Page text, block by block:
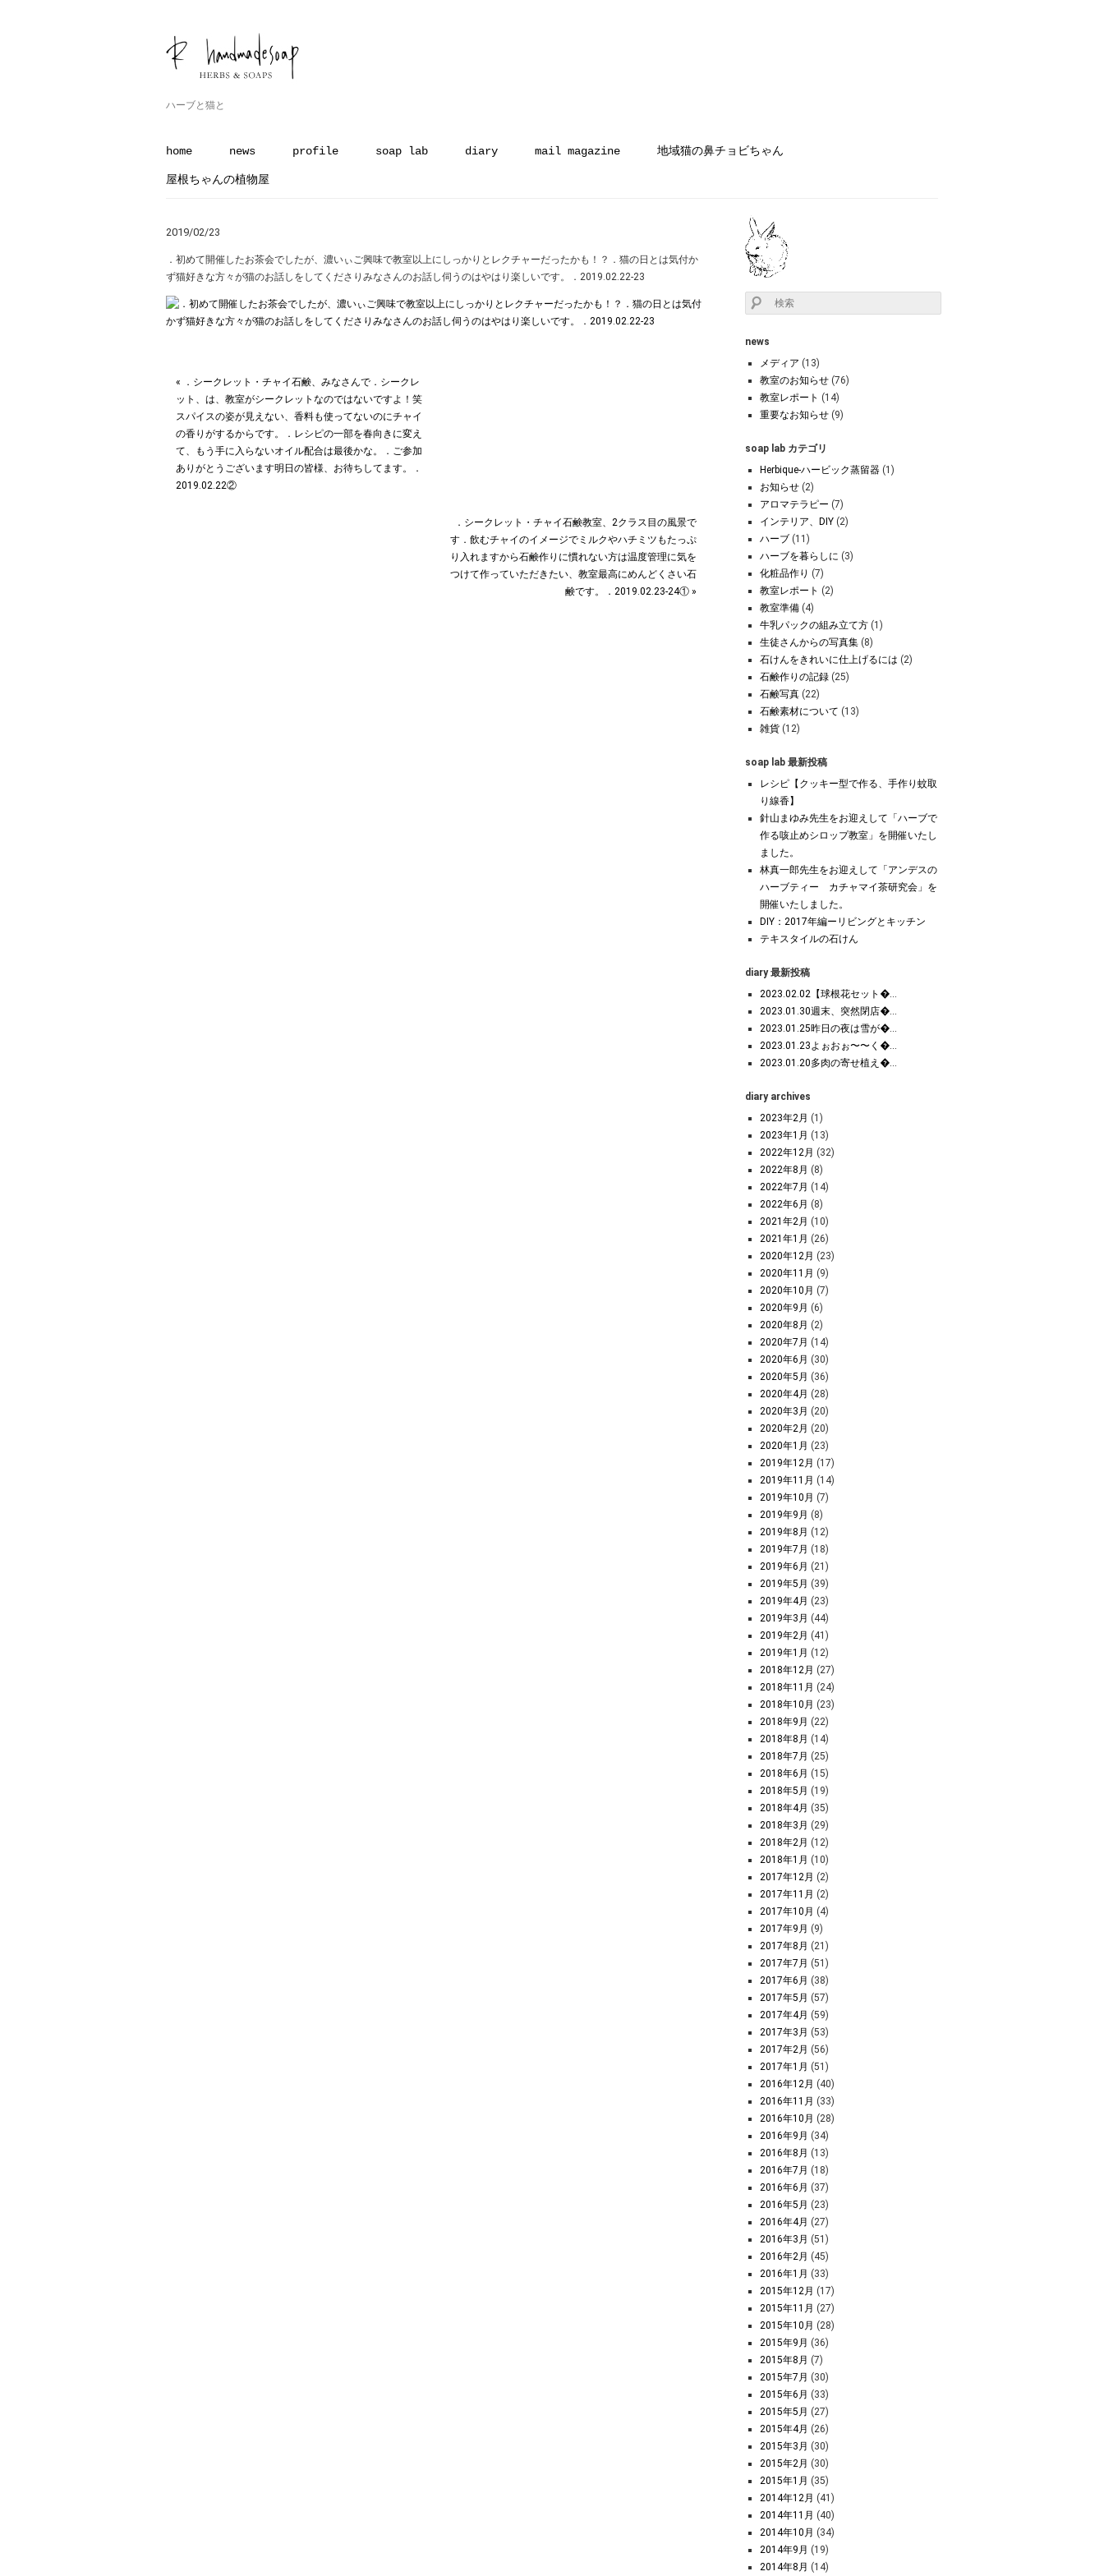
ハーブと猫と
home news profile soap lab diary mail magazine 地域猫の鼻チョビちゃん
屋根ちゃんの植物屋
2019/02/23
．初めて開催したお茶会でしたが、濃いぃご興味で教室以上にしっかりとレクチャーだったかも！？．猫の日とは気付か
ず猫好きな方々が猫のお話しをしてくださり︎みなさんのお話し伺うのはやはり楽しいです。．2019.02.22-23
« ．シークレット・チャイ石鹸、みなさんで︎．シークレ
ット、は、教室がシークレットなのではないですよ！笑
スパイスの姿が見えない、香料も使ってないのにチャイ
の香りがするからです。．レシピの一部を春向きに変え
て、もう手に入らないオイル配合は最後かな。．ご参加
ありがとうございます︎明日の皆様、お待ちしてます。．
2019.02.22②
．シークレット・チャイ石鹸教室、2クラス目の風景で
す︎．飲むチャイのイメージでミルクやハチミツもたっぷ
り入れますから石鹸作りに慣れない方は温度管理に気を
つけて作っていただきたい、教室最高にめんどくさい石
鹸です。．2019.02.23-24① »
news
メディア (13)
教室のお知らせ (76)
教室レポート (14)
重要なお知らせ (9)
soap lab カテゴリ
Herbique-ハービック蒸留器 (1)
お知らせ (2)
アロマテラピー (7)
インテリア、DIY (2)
ハーブ (11)
ハーブを暮らしに (3)
化粧品作り (7)
教室レポート (2)
教室準備 (4)
牛乳パックの組み立て方 (1)
生徒さんからの写真集 (8)
石けんをきれいに仕上げるには (2)
石鹸作りの記録 (25)
石鹸写真 (22)
石鹸素材について (13)
雑貨 (12)
soap lab 最新投稿
レシピ【クッキー型で作る、手作り蚊取
り線香】
針山まゆみ先生をお迎えして「ハーブで
作る咳止めシロップ教室」を開催いたし
ました。
林真一郎先生をお迎えして「アンデスの
ハーブティー カチャマイ茶研究会」を
開催いたしました。
DIY：2017年編ーリビングとキッチン
テキスタイルの石けん
diary 最新投稿
2023.02.02【球根花セット�...
2023.01.30週末、突然閉店�...
2023.01.25昨日の夜は雪が�...
2023.01.23よぉおぉ〜〜く�...
2023.01.20多肉の寄せ植え�...
diary archives
2023年2月 (1)
2023年1月 (13)
2022年12月 (32)
2022年8月 (8)
2022年7月 (14)
2022年6月 (8)
2021年2月 (10)
2021年1月 (26)
2020年12月 (23)
2020年11月 (9)
2020年10月 (7)
2020年9月 (6)
2020年8月 (2)
2020年7月 (14)
2020年6月 (30)
2020年5月 (36)
2020年4月 (28)
2020年3月 (20)
2020年2月 (20)
2020年1月 (23)
2019年12月 (17)
2019年11月 (14)
2019年10月 (7)
2019年9月 (8)
2019年8月 (12)
2019年7月 (18)
2019年6月 (21)
2019年5月 (39)
2019年4月 (23)
2019年3月 (44)
2019年2月 (41)
2019年1月 (12)
2018年12月 (27)
2018年11月 (24)
2018年10月 (23)
2018年9月 (22)
2018年8月 (14)
2018年7月 (25)
2018年6月 (15)
2018年5月 (19)
2018年4月 (35)
2018年3月 (29)
2018年2月 (12)
2018年1月 (10)
2017年12月 (2)
2017年11月 (2)
2017年10月 (4)
2017年9月 (9)
2017年8月 (21)
2017年7月 (51)
2017年6月 (38)
2017年5月 (57)
2017年4月 (59)
2017年3月 (53)
2017年2月 (56)
2017年1月 (51)
2016年12月 (40)
2016年11月 (33)
2016年10月 (28)
2016年9月 (34)
2016年8月 (13)
2016年7月 (18)
2016年6月 (37)
2016年5月 (23)
2016年4月 (27)
2016年3月 (51)
2016年2月 (45)
2016年1月 (33)
2015年12月 (17)
2015年11月 (27)
2015年10月 (28)
2015年9月 (36)
2015年8月 (7)
2015年7月 (30)
2015年6月 (33)
2015年5月 (27)
2015年4月 (26)
2015年3月 (30)
2015年2月 (30)
2015年1月 (35)
2014年12月 (41)
2014年11月 (40)
2014年10月 (34)
2014年9月 (19)
2014年8月 (14)